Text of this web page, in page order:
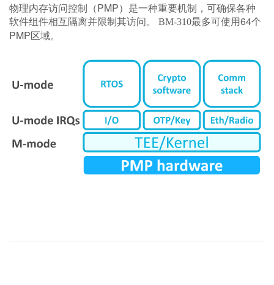
物理内存访问控制（PMP）是一种重要机制，可确保各种
软件组件相互隔离并限制其访问。
BM-310最多可使用64个
PMP区域。